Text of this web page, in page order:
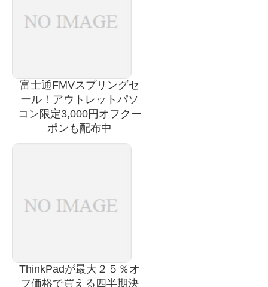
富士通FMVスプリングセ
ール！アウトレットパソ
コン限定3,000円オフクー
ポンも配布中
ThinkPadが最大２５％オ
フ価格で買える四半期決